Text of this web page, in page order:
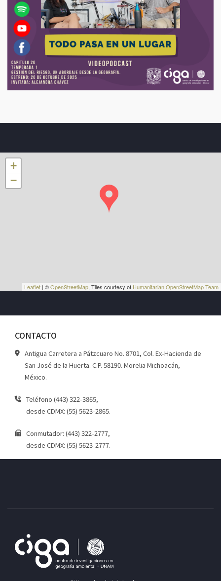
+
−
Leaflet | ©OpenStreetMap, Tiles courtesy of Humanitarian OpenStreetMap Team
CONTACTO
Antigua Carretera a Pátzcuaro No. 8701, Col. Ex-Hacienda de
San José de la Huerta. C.P. 58190. Morelia Michoacán,
México.
Teléfono (443) 322-3865,
desde CDMX: (55) 5623-2865.
Conmutador: (443) 322-2777,
desde CDMX: (55) 5623-2777.